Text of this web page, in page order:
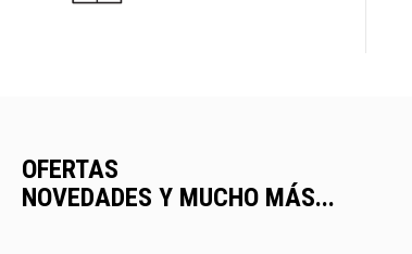
OFERTAS
NOVEDADES Y MUCHO MÁS...